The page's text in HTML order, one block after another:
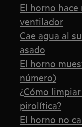
El horno
ventilador
Cae agua al
asado
El horno
número)
¿Cómo
pirolítica?
El horno no